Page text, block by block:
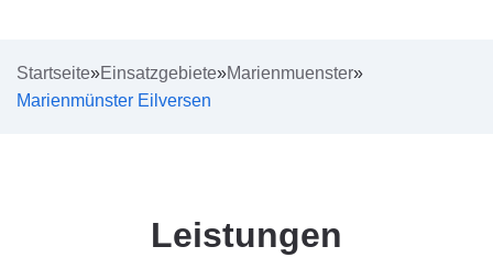
Startseite»Einsatzgebiete»Marienmuenster»
Marienmünster Eilversen
Leistungen